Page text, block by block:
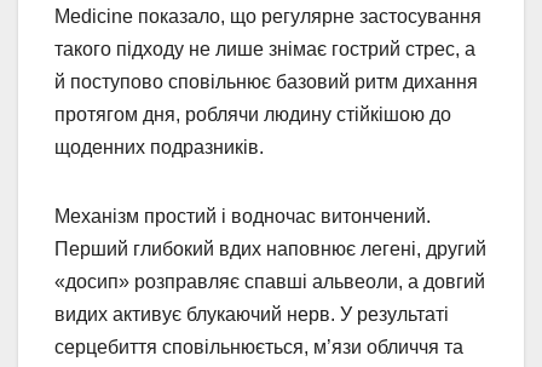
Medicine показало, що регулярне застосування
такого підходу не лише знімає гострий стрес, а
й поступово сповільнює базовий ритм дихання
протягом дня, роблячи людину стійкішою до
щоденних подразників.
Механізм простий і водночас витончений.
Перший глибокий вдих наповнює легені, другий
«досип» розправляє спавші альвеоли, а довгий
видих активує блукаючий нерв. У результаті
серцебиття сповільнюється, м’язи обличчя та